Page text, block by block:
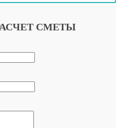
СМЕТЫ